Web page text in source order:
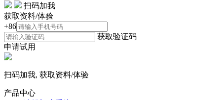
扫码加我
获取资料/体验
+86
获取验证码
申请试用
扫码加我, 获取资料/体验
产品中心